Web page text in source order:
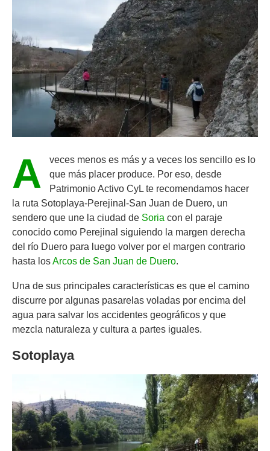
A
veces menos es más y a veces los sencillo es lo
que más placer produce. Por eso, desde
Patrimonio Activo CyL te recomendamos hacer
la ruta Sotoplaya-Perejinal-San Juan de Duero, un
sendero que une la ciudad de Soria con el paraje
conocido como Perejinal siguiendo la margen derecha
del río Duero para luego volver por el margen contrario
hasta losArcos de San Juan de Duero.
Una de sus principales características es que el camino
discurre por algunas pasarelas voladas por encima del
agua para salvar los accidentes geográficos y que
mezcla naturaleza y cultura a partes iguales.
Sotoplaya